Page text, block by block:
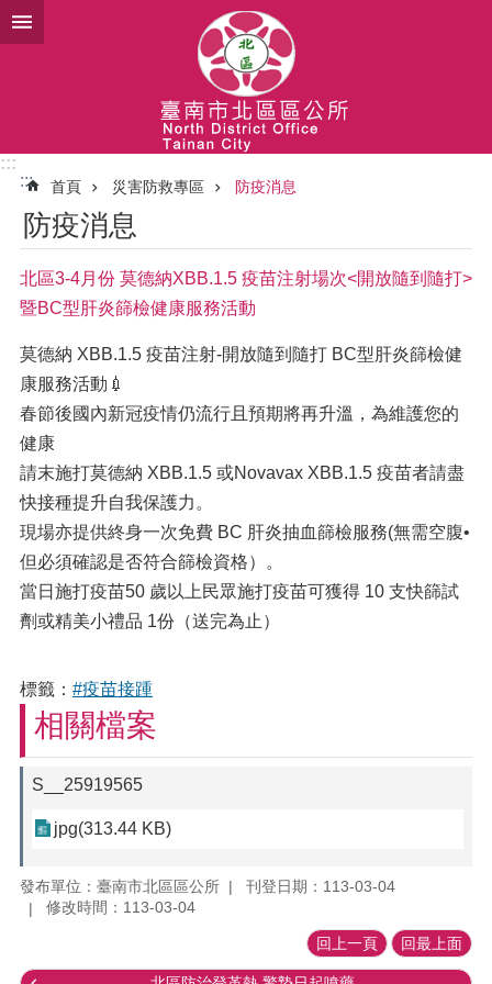
跳到主要內容區塊
:::
:::
首頁 災害防救專區 防疫消息
防疫消息
北區3-4月份 莫德納XBB.1.5 疫苗注射場次<開放隨到隨打>
暨BC型肝炎篩檢健康服務活動
莫德納 XBB.1.5 疫苗注射-開放隨到隨打 BC型肝炎篩檢健
康服務活動💉
春節後國內新冠疫情仍流行且預期將再升溫，為維護您的
健康
請末施打莫德納 XBB.1.5 或Novavax XBB.1.5 疫苗者請盡
快接種提升自我保護力。
現場亦提供終身一次免費 BC 肝炎抽血篩檢服務(無需空腹•
但必須確認是否符合篩檢資格）。
當日施打疫苗50 歲以上民眾施打疫苗可獲得 10 支快篩試
劑或精美小禮品 1份（送完為止）
標籤： #疫苗接踵
相關檔案
S__25919565
jpg(313.44 KB)
發布單位：臺南市北區區公所
刊登日期：113-03-04
修改時間：113-03-04
回上一頁 回最上面